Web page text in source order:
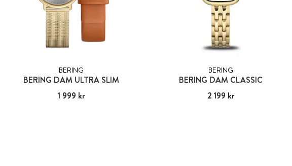
BERING
BERING DAM ULTRA SLIM
Pris :1 999 kr
1 999 kr
BERING
BERING DAM CLASSIC
Pris :2 199 kr
2 199 kr